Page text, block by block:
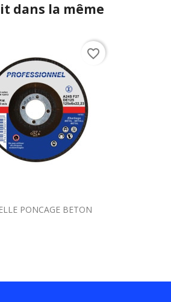
dans la même
PONCAGE BETON
favorite_border